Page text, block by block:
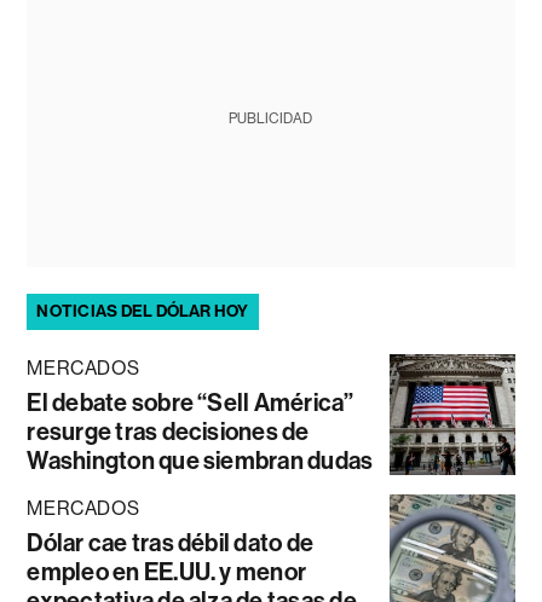
PUBLICIDAD
NOTICIAS DEL DÓLAR HOY
MERCADOS
El debate sobre “Sell América”
resurge tras decisiones de
Washington que siembran dudas
MERCADOS
Dólar cae tras débil dato de
empleo en EE.UU. y menor